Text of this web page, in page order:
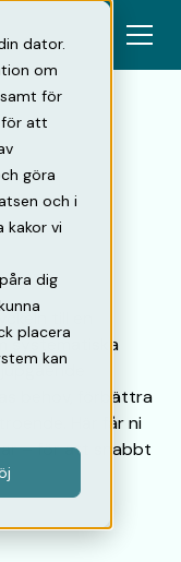
dator.
om
för
för att
göra
och i
kakor vi
dig
placera
kan
till en
systematiska
behov, förbättra
Här får ni
– för att snabbt